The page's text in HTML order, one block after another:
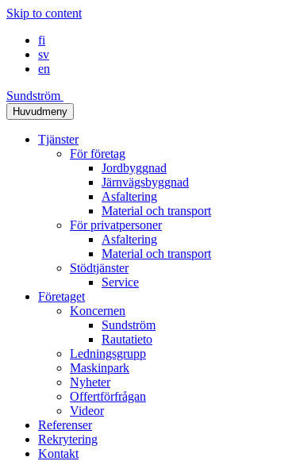
Skip to content
fi
sv
en
Sundström
Huvudmeny
Tjänster
För företag
Jordbyggnad
Järnvägsbyggnad
Asfaltering
Material och transport
För privatpersoner
Asfaltering
Material och transport
Stödtjänster
Service
Företaget
Koncernen
Sundström
Rautatieto
Ledningsgrupp
Maskinpark
Nyheter
Offertförfrågan
Videor
Referenser
Rekrytering
Kontakt